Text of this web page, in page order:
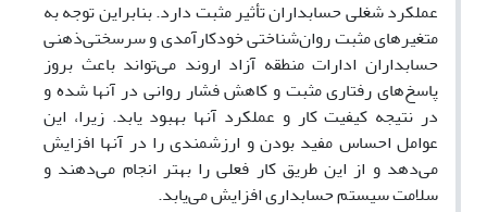
عملکرد شغلی حسابداران تأثیر مثبت دارد. بنابراین توجه به
متغیرهای مثبت روان‌شناختی خودکارآمدی و سرسختی‌ذهنی
حسابداران ادارات منطقه آزاد اروند می‌تواند باعث بروز
پاسخ‌های رفتاری مثبت و کاهش فشار روانی در آنها شده و
در نتیجه کیفیت کار و عملکرد آنها بهبود یابد. زیرا، این
عوامل احساس مفید بودن و ارزشمندی را در آنها افزایش
می‌دهد و از این طریق کار فعلی را بهتر انجام می‌دهند و
سلامت سیستم حسابداری افزایش می‌یابد.